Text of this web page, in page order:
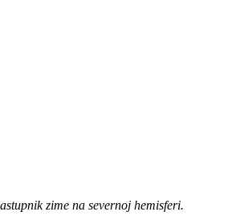
zime na severnoj hemisferi.